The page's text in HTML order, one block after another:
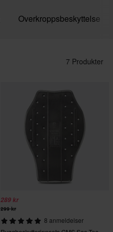
Overkroppsbeskyttelse
7 Produkter
289 kr
299 kr
8 anmeldelser